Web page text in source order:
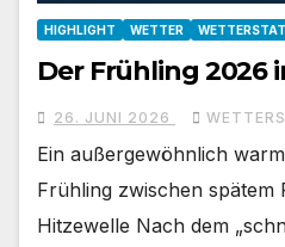
HIGHLIGHT WETTER
Der Frühling 2026
26. JUNI 2026
Ein außergewöhnlich
Frühling zwischen spätem
Hitzewelle Nach dem